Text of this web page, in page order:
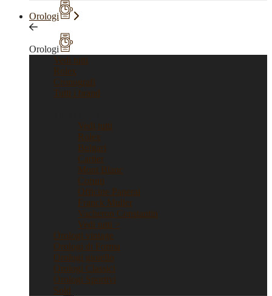
Orologi
Orologi
Vedi tutti
Rolex
Cronografi
Tutti i brand
Vedi tutti
Rolex
Bulgari
Cartier
Mont Blanc
Corum
Officine Panerai
Franck Muller
Vacheron Constantin
Vedi tutti >
Orologi vintage
Orologi di Forma
Orologi gioiello
Orologi Classici
Orologi Sportivi
Sold